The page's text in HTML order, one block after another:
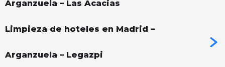
Arganzuela – Las Acacias
Limpieza de hoteles en Madrid –
Arganzuela – Legazpi